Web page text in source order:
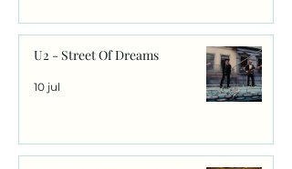
U2 - Street Of Dreams
10 jul